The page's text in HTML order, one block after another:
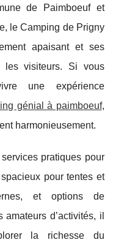
de Paimboeuf et
le Camping de Prigny
apaisant et ses
les visiteurs. Si vous
une expérience
génial à paimboeuf,
harmonieusement.
pratiques pour
pour tentes et
et options de
d’activités, il
la richesse du